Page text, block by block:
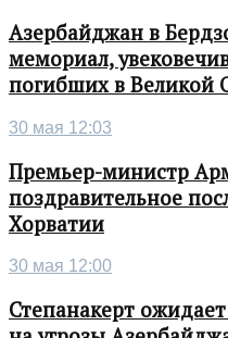
Азербайджан в
мемориал,
погибших в Великой
30 мая 12:03
Премьер-министр
поздравительное
Хорватии
30 мая 12:00
Степанакерт